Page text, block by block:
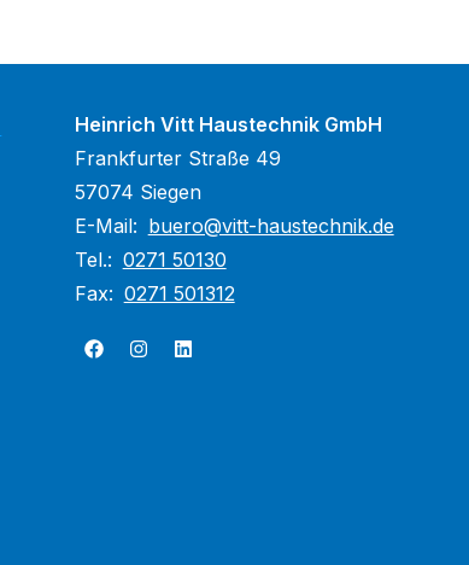
Heinrich Vitt Haustechnik GmbH
Frankfurter Straße 49
57074 Siegen
E-Mail: buero@vitt-haustechnik.de
Tel.: 0271 50130
Fax: 0271 501312